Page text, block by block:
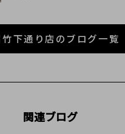
竹下通り店のブログ一覧
関連ブログ